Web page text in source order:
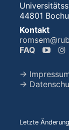
44801
Kontakt
FAQ
→
→
Letzte